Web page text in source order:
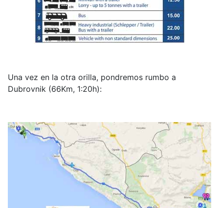
Una vez en la otra orilla, pondremos rumbo a
Dubrovnik (66Km, 1:20h):